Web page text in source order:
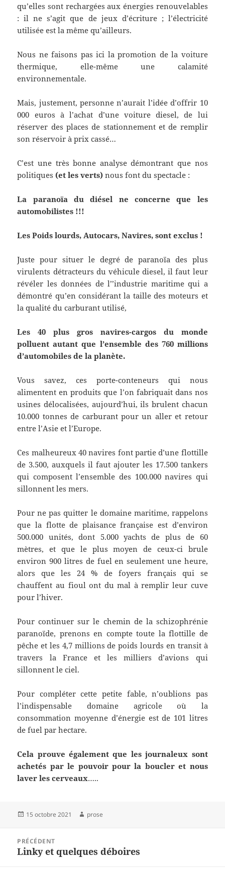
qu’elles sont rechargées aux énergies renouvelables
: il ne s’agit que de jeux d’écriture ; l’électricité
utilisée est la même qu’ailleurs.
Nous ne faisons pas ici la promotion de la voiture
thermique, elle-même une calamité
environnementale.
Mais, justement, personne n’aurait l’idée d’offrir 10
000 euros à l’achat d’une voiture diesel, de lui
réserver des places de stationnement et de remplir
son réservoir à prix cassé…
C’est une très bonne analyse démontrant que nos
politiques (et les verts)nous font du spectacle :
La paranoïa du diésel ne concerne que les
automobilistes !!!
Les Poids lourds, Autocars, Navires, sont exclus !
Juste pour situer le degré de paranoïa des plus
virulents détracteurs du véhicule diesel, il faut leur
révéler les données de l’’industrie maritime qui a
démontré qu’en considérant la taille des moteurs et
la qualité du carburant utilisé,
Les 40 plus gros navires-cargos du monde
polluent autant que l’ensemble des 760 millions
d’automobiles de la planète.
Vous savez, ces porte-conteneurs qui nous
alimentent en produits que l’on fabriquait dans nos
usines délocalisées, aujourd’hui, ils brulent chacun
10.000 tonnes de carburant pour un aller et retour
entre l’Asie et l’Europe.
Ces malheureux 40 navires font partie d’une flottille
de 3.500, auxquels il faut ajouter les 17.500 tankers
qui composent l’ensemble des 100.000 navires qui
sillonnent les mers.
Pour ne pas quitter le domaine maritime, rappelons
que la flotte de plaisance française est d’environ
500.000 unités, dont 5.000 yachts de plus de 60
mètres, et que le plus moyen de ceux-ci brule
environ 900 litres de fuel en seulement une heure,
alors que les 24 % de foyers français qui se
chauffent au fioul ont du mal à remplir leur cuve
pour l’hiver.
Pour continuer sur le chemin de la schizophrénie
paranoïde, prenons en compte toute la flottille de
pêche et les 4,7 millions de poids lourds en transit à
travers la France et les milliers d’avions qui
sillonnent le ciel.
Pour compléter cette petite fable, n’oublions pas
l’indispensable domaine agricole où la
consommation moyenne d’énergie est de 101 litres
de fuel par hectare.
Cela prouve également que les journaleux sont
achetés par le pouvoir pour la boucler et nous
laver les cerveaux…..
Publié
15 octobre 2021 Auteur
prose
l’article
PRÉCÉDENT
Article
Linky et quelques déboires